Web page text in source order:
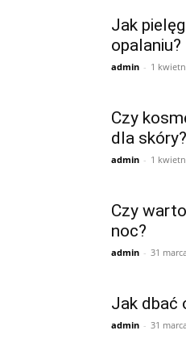
Jak
opalaniu?
admin - 1
Czy
dla skóry?
admin - 1
Czy
noc?
admin - 31
Jak dbać
admin - 31